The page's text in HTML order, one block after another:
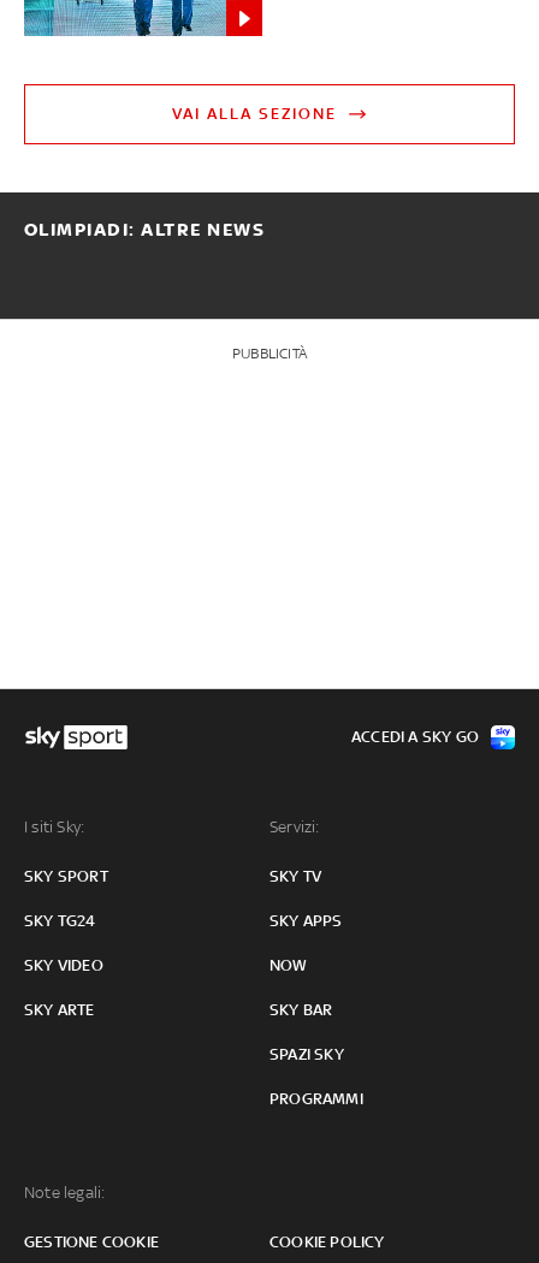
VAI ALLA SEZIONE
OLIMPIADI: ALTRE NEWS
PUBBLICITÀ
I siti Sky:
SKY SPORT
SKY TG24
SKY VIDEO
SKY ARTE
Servizi:
SKY TV
SKY APPS
NOW
SKY BAR
SPAZI SKY
PROGRAMMI
Note legali:
GESTIONE COOKIE COOKIE POLICY
ACCEDI A SKY GO